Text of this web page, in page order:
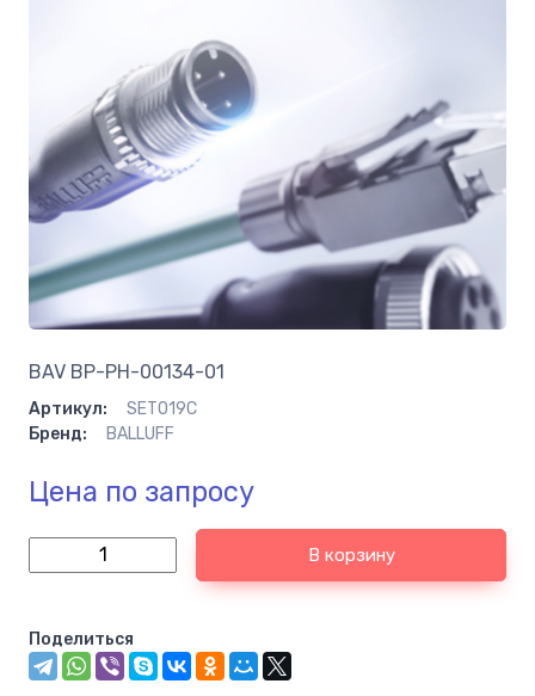
BAV BP-PH-00134-01
Артикул:
SET019C
Бренд:
BALLUFF
Цена по запросу
В корзину
Поделиться